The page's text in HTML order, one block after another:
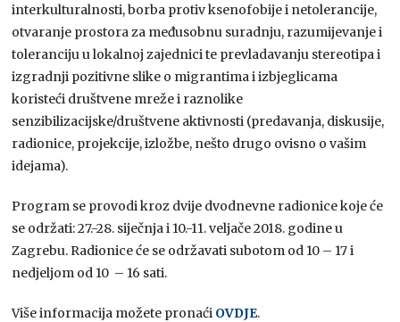
interkulturalnosti, borba protiv ksenofobije i netolerancije,
otvaranje prostora za međusobnu suradnju, razumijevanje i
toleranciju u lokalnoj zajednici te prevladavanju stereotipa i
izgradnji pozitivne slike o migrantima i izbjeglicama
koristeći društvene mreže i raznolike
senzibilizacijske/društvene aktivnosti (predavanja, diskusije,
radionice, projekcije, izložbe, nešto drugo ovisno o vašim
idejama).
Program se provodi kroz dvije dvodnevne radionice koje će
se održati: 27.-28. siječnja i 10.-11. veljače 2018. godine u
Zagrebu. Radionice će se održavati subotom od 10 – 17 i
nedjeljom od 10 – 16 sati.
Više informacija možete pronaći OVDJE.